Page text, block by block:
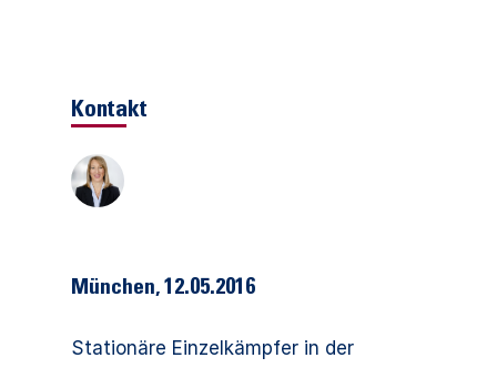
München, 12.05.2016
Stationäre Einzelkämpfer in der
Kontakt